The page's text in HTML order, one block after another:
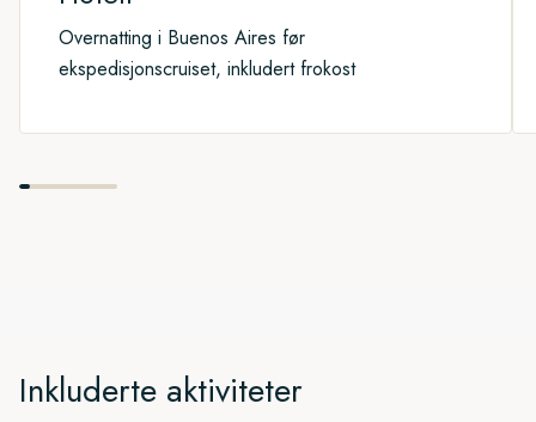
Overnatting i Buenos Aires før
ekspedisjonscruiset, inkludert frokost
Inkluderte aktiviteter